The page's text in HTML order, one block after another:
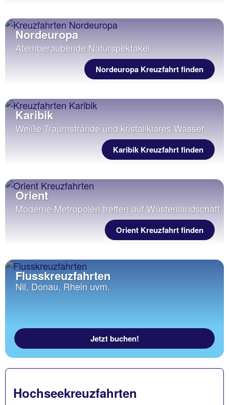
Nordeuropa
Atemberaubende Naturspektakel
Nordeuropa Kreuzfahrt finden
Karibik
Weiße Traumstrände und kristallklares Wasser
Karibik Kreuzfahrt finden
Orient
Moderne Metropolen treffen auf Wüstenlandschaft
Orient Kreuzfahrt finden
Flusskreuzfahrten
Nil, Donau, Rhein uvm.
Jetzt buchen!
Hochseekreuzfahrten